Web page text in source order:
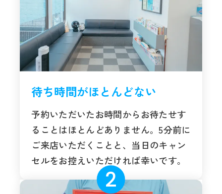
待ち時間がほとんどない
予約いただいたお時間からお待たせす
ることはほとんどありません。5分前に
ご来店いただくことと、当日のキャン
セルをお控えいただければ幸いです。